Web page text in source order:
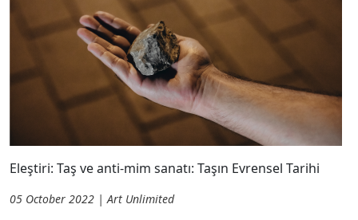
Eleştiri: Taş ve anti-mim sanatı: Taşın Evrensel Tarihi
05 October 2022 | Art Unlimited